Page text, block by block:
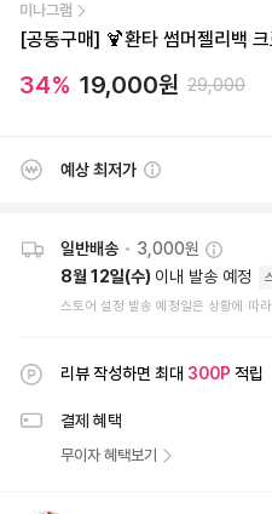
미나그램
[공동구매] 🍹환타 썸머젤리백
34% 19,000원 29,000
예상 최저가
일반배송 • 3,000원
8월 12일(수) 이내 발송 예정
스토어 설정 발송 예정일은 상황에 따
리뷰 작성하면 최대 300P 적립
결제 혜택
무이자 혜택보기